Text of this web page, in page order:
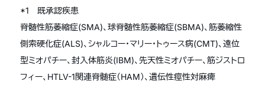
*1 既承認疾患
脊髄性筋萎縮症(SMA)、球脊髄性筋萎縮症(SBMA)、筋萎縮性
側索硬化症(ALS)、シャルコー・マリー・トゥース病(CMT)、遠位
型ミオパチー、封入体筋炎(IBM)、先天性ミオパチー、筋ジストロ
フィー、HTLV-1関連脊髄症（HAM）、遺伝性痙性対麻痺